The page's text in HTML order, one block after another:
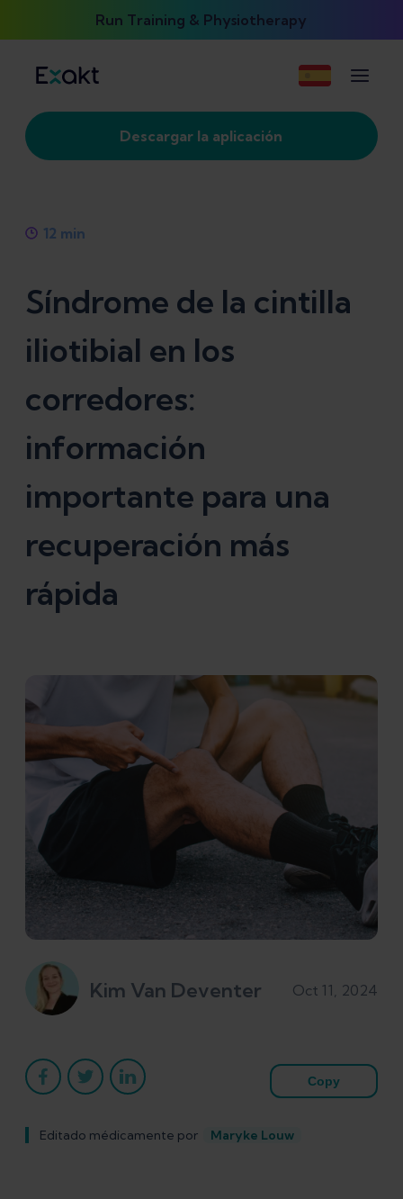
Run Training & Physiotherapy
Descargar la aplicación
12 min
Síndrome de la cintilla
iliotibial en los
corredores:
información
importante para una
recuperación más
rápida
Kim Van Deventer Oct 11, 2024
Copy
Editado médicamente por Maryke Louw